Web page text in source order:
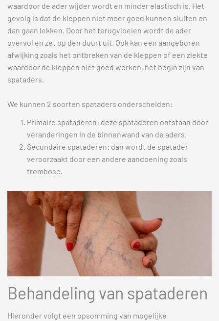
waardoor de ader wijder wordt en minder elastisch is. Het
gevolg is dat de kleppen niet meer goed kunnen sluiten en
dan gaan lekken. Door het terugvloeien wordt de ader
overvol en zet op den duurt uit. Ook kan een aangeboren
afwijking zoals het ontbreken van de kleppen of een ziekte
waardoor de kleppen niet goed werken, het begin zijn van
spataders.
We kunnen 2 soorten spataders onderscheiden:
Primaire spataderen: deze spataderen ontstaan door
veranderingen in de binnenwand van de aders.
Secundaire spataderen: dan wordt de spatader
veroorzaakt door een andere aandoening zoals
trombose.
Behandeling van spataderen
Hieronder volgt een opsomming van mogelijke